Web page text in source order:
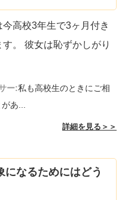
高校3年生で3ヶ月付き
。 彼女は恥ずかしがり
ー:私も高校生のときにご相
あ...
詳細を見る＞＞
なるためにはどう